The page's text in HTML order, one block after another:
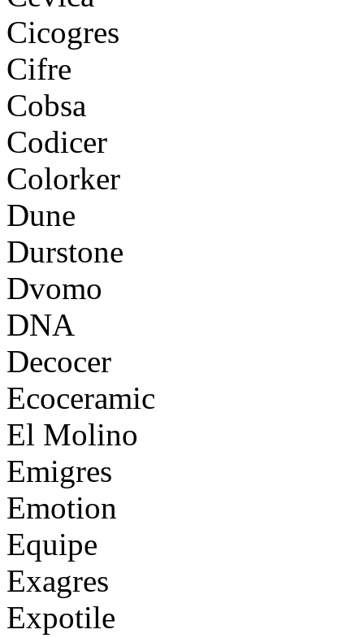
Cicogres
Cifre
Cobsa
Codicer
Colorker
Dune
Durstone
Dvomo
DNA
Decocer
Ecoceramic
El Molino
Emigres
Emotion
Equipe
Exagres
Expotile